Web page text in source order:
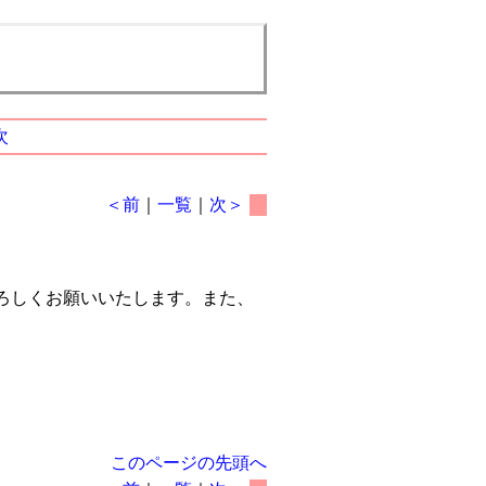
＜前 ｜一覧 次＞
くお願いいたします。また、
このページの先頭へ